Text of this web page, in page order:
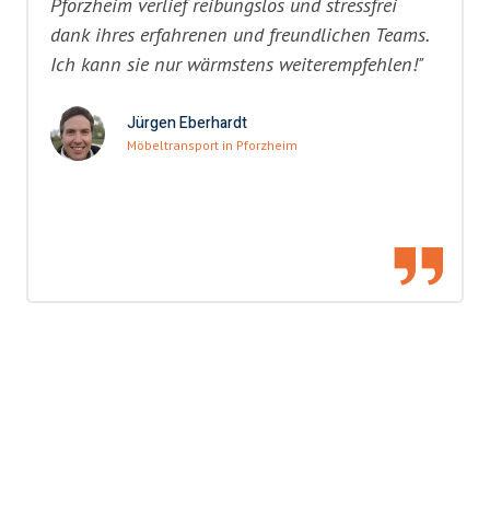
dank ihres erfahrenen und freundlichen Teams.
Ich kann sie nur wärmstens weiterempfehlen!"
Jürgen Eberhardt
Möbeltransport in Pforzheim